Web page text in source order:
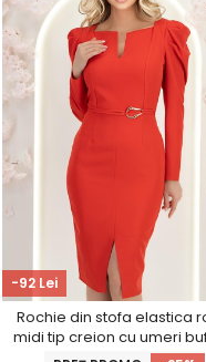
-92 Lei
Rochie din stofa elastica
midi tip creion cu umeri
si slit frontal - StarShinerS